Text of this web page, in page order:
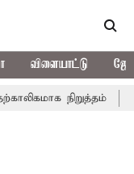
விளையாட்டு
நிறுத்தம்